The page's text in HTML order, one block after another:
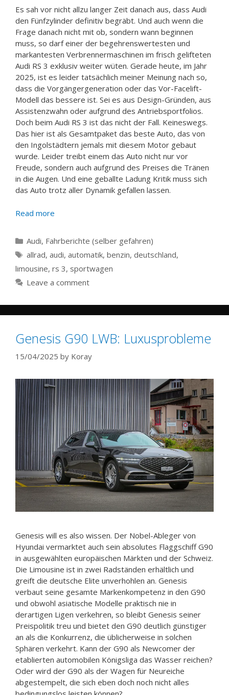
Es sah vor nicht allzu langer Zeit danach aus, dass Audi
den Fünfzylinder definitiv begräbt. Und auch wenn die
Frage danach nicht mit ob, sondern wann beginnen
muss, so darf einer der begehrenswertesten und
markantesten Verbrennermaschinen im frisch gelifteten
Audi RS 3 exklusiv weiter wüten. Gerade heute, im Jahr
2025, ist es leider tatsächlich meiner Meinung nach so,
dass die Vorgängergeneration oder das Vor-Facelift-
Modell das bessere ist. Sei es aus Design-Gründen, aus
Assistenzwahn oder aufgrund des Antriebsportfolios.
Doch beim Audi RS 3 ist das nicht der Fall. Keineswegs.
Das hier ist als Gesamtpaket das beste Auto, das von
den Ingolstädtern jemals mit diesem Motor gebaut
wurde. Leider treibt einem das Auto nicht nur vor
Freude, sondern auch aufgrund des Preises die Tränen
in die Augen. Und eine geballte Ladung Kritik muss sich
das Auto trotz aller Dynamik gefallen lassen.
Read more
Categories
Audi, Fahrberichte (selber gefahren)
Tags
allrad, audi, automatik, benzin, deutschland,
limousine, rs 3, sportwagen
Leave a comment
Genesis G90 LWB: Luxusprobleme
15/04/2025 by Koray
Genesis will es also wissen. Der Nobel-Ableger von
Hyundai vermarktet auch sein absolutes Flaggschiff G90
in ausgewählten europäischen Märkten und der Schweiz.
Die Limousine ist in zwei Radständen erhältlich und
greift die deutsche Elite unverhohlen an. Genesis
verbaut seine gesamte Markenkompetenz in den G90
und obwohl asiatische Modelle praktisch nie in
derartigen Ligen verkehren, so bleibt Genesis seiner
Preispolitik treu und bietet den G90 deutlich günstiger
an als die Konkurrenz, die üblicherweise in solchen
Sphären verkehrt. Kann der G90 als Newcomer der
etablierten automobilen Königsliga das Wasser reichen?
Oder wird der G90 als der Wagen für Neureiche
abgestempelt, die sich eben doch noch nicht alles